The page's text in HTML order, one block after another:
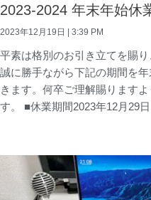
2023-2024 年末年始休
2023年12月19日 3:39 PM
平素は格別のお引き立てを賜り
誠に勝手ながら下記の期間を
きます。何卒ご理解賜ります
す。 ■休業期間2023年12月29